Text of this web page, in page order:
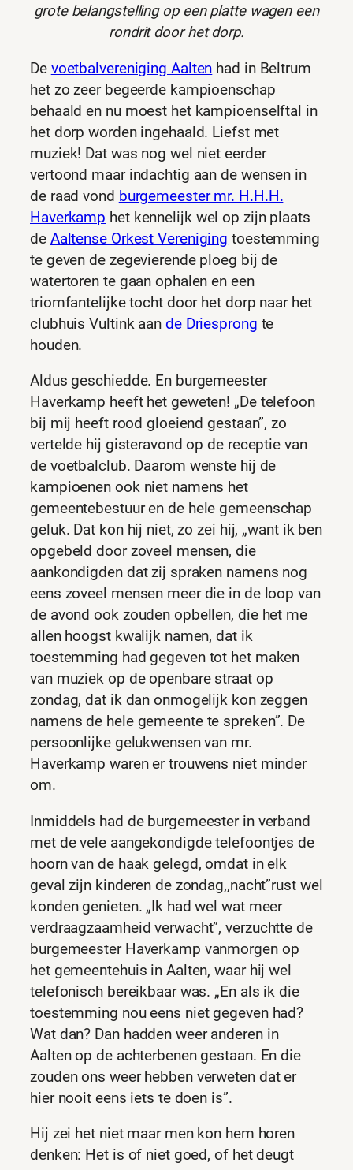
grote belangstelling op een platte wagen een
rondrit door het dorp.
De voetbalvereniging Aalten had in Beltrum
het zo zeer begeerde kampioenschap
behaald en nu moest het kampioenselftal in
het dorp worden ingehaald. Liefst met
muziek! Dat was nog wel niet eerder
vertoond maar indachtig aan de wensen in
de raad vond burgemeester mr. H.H.H.
Haverkamp het kennelijk wel op zijn plaats
de Aaltense Orkest Vereniging toestemming
te geven de zegevierende ploeg bij de
watertoren te gaan ophalen en een
triomfantelijke tocht door het dorp naar het
clubhuis Vultink aan de Driesprong te
houden.
Aldus geschiedde. En burgemeester
Haverkamp heeft het geweten! „De telefoon
bij mij heeft rood gloeiend gestaan”, zo
vertelde hij gisteravond op de receptie van
de voetbalclub. Daarom wenste hij de
kampioenen ook niet namens het
gemeentebestuur en de hele gemeenschap
geluk. Dat kon hij niet, zo zei hij, „want ik ben
opgebeld door zoveel mensen, die
aankondigden dat zij spraken namens nog
eens zoveel mensen meer die in de loop van
de avond ook zouden opbellen, die het me
allen hoogst kwalijk namen, dat ik
toestemming had gegeven tot het maken
van muziek op de openbare straat op
zondag, dat ik dan onmogelijk kon zeggen
namens de hele gemeente te spreken”. De
persoonlijke gelukwensen van mr.
Haverkamp waren er trouwens niet minder
om.
Inmiddels had de burgemeester in verband
met de vele aangekondigde telefoontjes de
hoorn van de haak gelegd, omdat in elk
geval zijn kinderen de zondag,,nacht”rust wel
konden genieten. „Ik had wel wat meer
verdraagzaamheid verwacht”, verzuchtte de
burgemeester Haverkamp vanmorgen op
het gemeentehuis in Aalten, waar hij wel
telefonisch bereikbaar was. „En als ik die
toestemming nou eens niet gegeven had?
Wat dan? Dan hadden weer anderen in
Aalten op de achterbenen gestaan. En die
zouden ons weer hebben verweten dat er
hier nooit eens iets te doen is”.
Hij zei het niet maar men kon hem horen
denken: Het is of niet goed, of het deugt